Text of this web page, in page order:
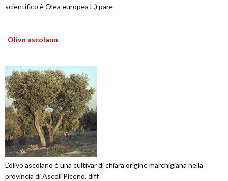
scientifico è Olea europea L.) pare
Olivo ascolano
L'olivo ascolano è una cultivar di chiara origine marchigiana nella
provincia di Ascoli Piceno, diff